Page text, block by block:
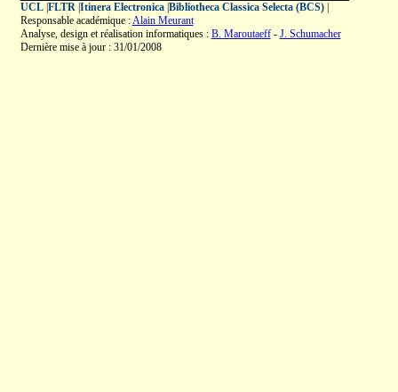
UCL| FLTR| Itinera Electronica| Bibliotheca Classica Selecta (BCS)|
Responsable académique :Alain Meurant
Analyse, design et réalisation informatiques : B. Maroutaeff- J. Schumacher
Dernière mise à jour : 31/01/2008